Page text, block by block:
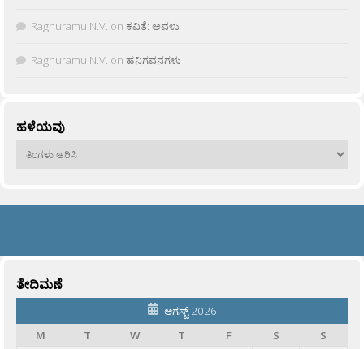
Raghuramu N.V. on ಕವಿತೆ: ಅವಳು
Raghuramu N.V. on ಹನಿಗವನಗಳು
ಹಳೆಯವು
ಹಳೆಯವು
ತೇದಿಮಣೆ
ಆಗಸ್ಟ್ 2026
M
T W T F S
S